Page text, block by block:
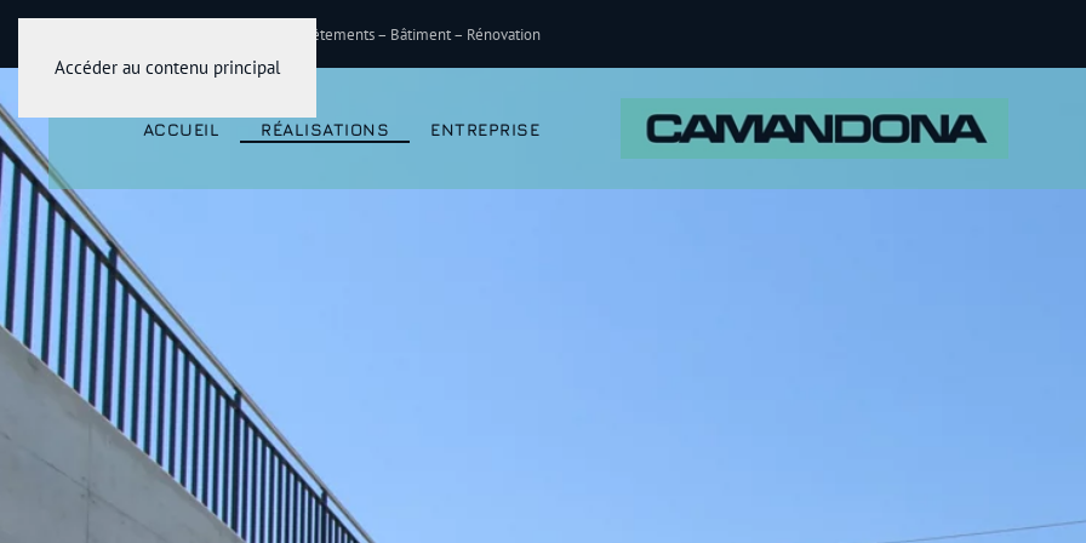
Accéder au contenu principal
Travaux publics – Génie civil –Revêtements – Bâtiment – Rénovation
ACCUEIL RÉALISATIONS ENTREPRISE